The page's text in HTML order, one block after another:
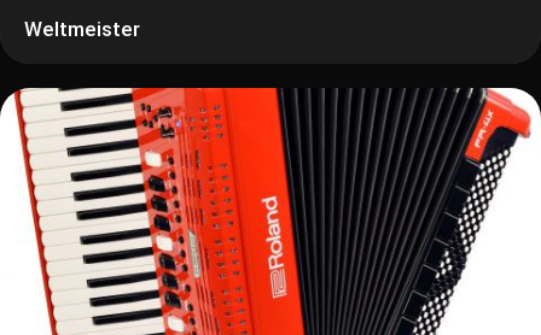
Weltmeister